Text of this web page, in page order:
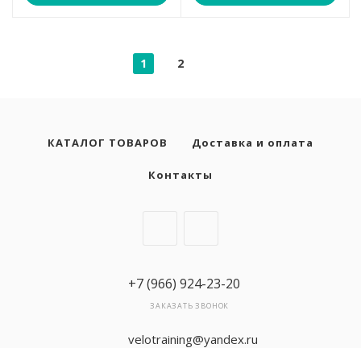
1 2
КАТАЛОГ ТОВАРОВ Доставка и оплата
Контакты
+7 (966) 924-23-20
ЗАКАЗАТЬ ЗВОНОК
velotraining@yandex.ru